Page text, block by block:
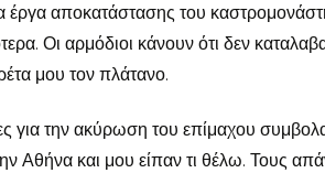
έργα αποκατάστασης του
Οι αρμόδιοι κάνουν ότι δεν
μου τον πλάτανο.
για την ακύρωση του επίμαχου
και μου είπαν τι θέλω. Τους